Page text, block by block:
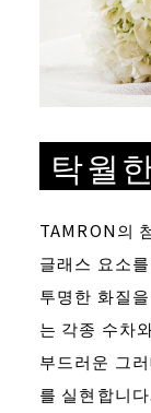
탁월
TAMRON의
글래스 요소
투명한 화질
는 각종 수차
부드러운 그
를 실현합니다.